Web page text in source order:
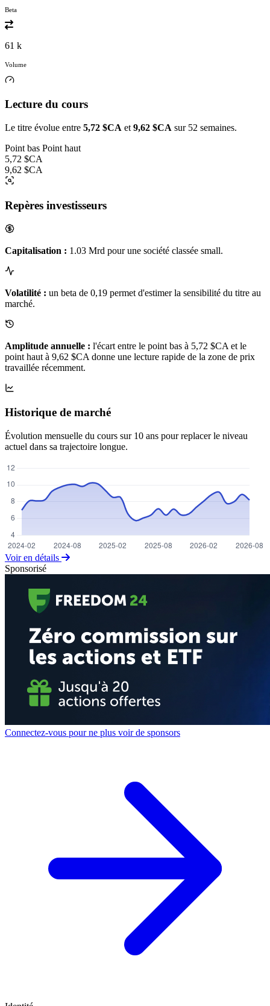
Beta
61 k
Volume
Lecture du cours
Le titre évolue entre 5,72 $CA et 9,62 $CA sur 52 semaines.
Point bas Point haut
5,72 $CA
9,62 $CA
Repères investisseurs
Capitalisation : 1.03 Mrd pour une société classée small.
Volatilité : un beta de 0,19 permet d'estimer la sensibilité du titre au
marché.
Amplitude annuelle : l'écart entre le point bas à 5,72 $CA et le
point haut à 9,62 $CA donne une lecture rapide de la zone de prix
travaillée récemment.
Historique de marché
Évolution mensuelle du cours sur 10 ans pour replacer le niveau
actuel dans sa trajectoire longue.
Voir en détails
Sponsorisé
Connectez-vous pour ne plus voir de sponsors